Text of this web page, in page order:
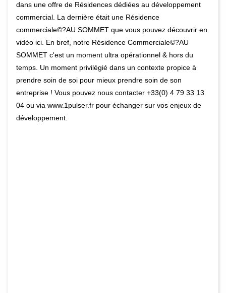
dans une offre de Résidences dédiées au développement
commercial. La dernière était une Résidence
commerciale©?AU SOMMET que vous pouvez découvrir en
vidéo ici. En bref, notre Résidence Commerciale©?AU
SOMMET c'est un moment ultra opérationnel & hors du
temps. Un moment privilégié dans un contexte propice à
prendre soin de soi pour mieux prendre soin de son
entreprise ! Vous pouvez nous contacter +33(0) 4 79 33 13
04 ou via www.1pulser.fr pour échanger sur vos enjeux de
développement.